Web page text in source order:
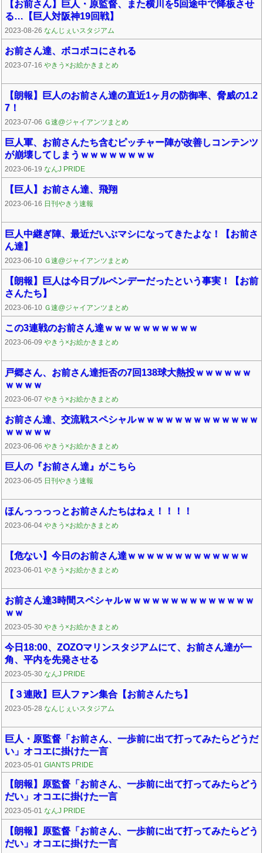
【お前さん】巨人・原監督、また横川を5回途中で降板させ
る…【巨人対阪神19回戦】
2023-08-26 なんじぇいスタジアム
お前さん達、ボコボコにされる
2023-07-16 やきう×お絵かきまとめ
【朗報】巨人のお前さん達の直近1ヶ月の防御率、脅威の1.2
7！
2023-07-06 Ｇ速@ジャイアンツまとめ
巨人軍、お前さんたち含むピッチャー陣が改善しコンテンツ
が崩壊してしまうｗｗｗｗｗｗｗｗ
2023-06-19 なんJ PRIDE
【巨人】お前さん達、飛翔
2023-06-16 日刊やきう速報
巨人中継ぎ陣、最近だいぶマシになってきたよな！【お前さ
ん達】
2023-06-10 Ｇ速@ジャイアンツまとめ
【朗報】巨人は今日ブルペンデーだったという事実！【お前
さんたち】
2023-06-10 Ｇ速@ジャイアンツまとめ
この3連戦のお前さん達ｗｗｗｗｗｗｗｗｗｗ
2023-06-09 やきう×お絵かきまとめ
戸郷さん、お前さん達拒否の7回138球大熱投ｗｗｗｗｗｗ
ｗｗｗｗ
2023-06-07 やきう×お絵かきまとめ
お前さん達、交流戦スペシャルｗｗｗｗｗｗｗｗｗｗｗｗｗ
ｗｗｗｗｗ
2023-06-06 やきう×お絵かきまとめ
巨人の『お前さん達』がこちら
2023-06-05 日刊やきう速報
ほんっっっっとお前さんたちはねぇ！！！！
2023-06-04 やきう×お絵かきまとめ
【危ない】今日のお前さん達ｗｗｗｗｗｗｗｗｗｗｗｗｗ
2023-06-01 やきう×お絵かきまとめ
お前さん達3時間スペシャルｗｗｗｗｗｗｗｗｗｗｗｗｗｗ
ｗｗ
2023-05-30 やきう×お絵かきまとめ
今日18:00、ZOZOマリンスタジアムにて、お前さん達が一
角、平内を先発させる
2023-05-30 なんJ PRIDE
【３連敗】巨人ファン集合【お前さんたち】
2023-05-28 なんじぇいスタジアム
巨人・原監督「お前さん、一歩前に出て打ってみたらどうだ
い」オコエに掛けた一言
2023-05-01 GIANTS PRIDE
【朗報】原監督「お前さん、一歩前に出て打ってみたらどう
だい」オコエに掛けた一言
2023-05-01 なんJ PRIDE
【朗報】原監督「お前さん、一歩前に出て打ってみたらどう
だい」オコエに掛けた一言